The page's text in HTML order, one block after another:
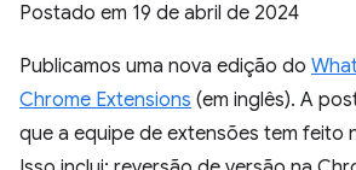
Postado em 19 de abril de 2024
Publicamos uma nova edição do
Chrome Extensions (em inglês). A
que a equipe de extensões tem feito